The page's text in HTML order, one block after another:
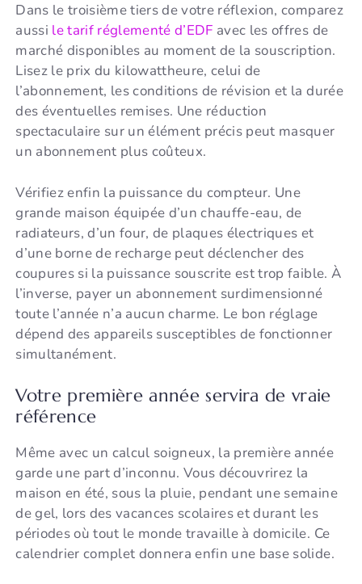
Dans le troisième tiers de votre réflexion, comparez
aussi le tarif réglementé d’EDF avec les offres de
marché disponibles au moment de la souscription.
Lisez le prix du kilowattheure, celui de
l’abonnement, les conditions de révision et la durée
des éventuelles remises. Une réduction
spectaculaire sur un élément précis peut masquer
un abonnement plus coûteux.
Vérifiez enfin la puissance du compteur. Une
grande maison équipée d’un chauffe-eau, de
radiateurs, d’un four, de plaques électriques et
d’une borne de recharge peut déclencher des
coupures si la puissance souscrite est trop faible. À
l’inverse, payer un abonnement surdimensionné
toute l’année n’a aucun charme. Le bon réglage
dépend des appareils susceptibles de fonctionner
simultanément.
Votre première année servira de vraie
référence
Même avec un calcul soigneux, la première année
garde une part d’inconnu. Vous découvrirez la
maison en été, sous la pluie, pendant une semaine
de gel, lors des vacances scolaires et durant les
périodes où tout le monde travaille à domicile. Ce
calendrier complet donnera enfin une base solide.